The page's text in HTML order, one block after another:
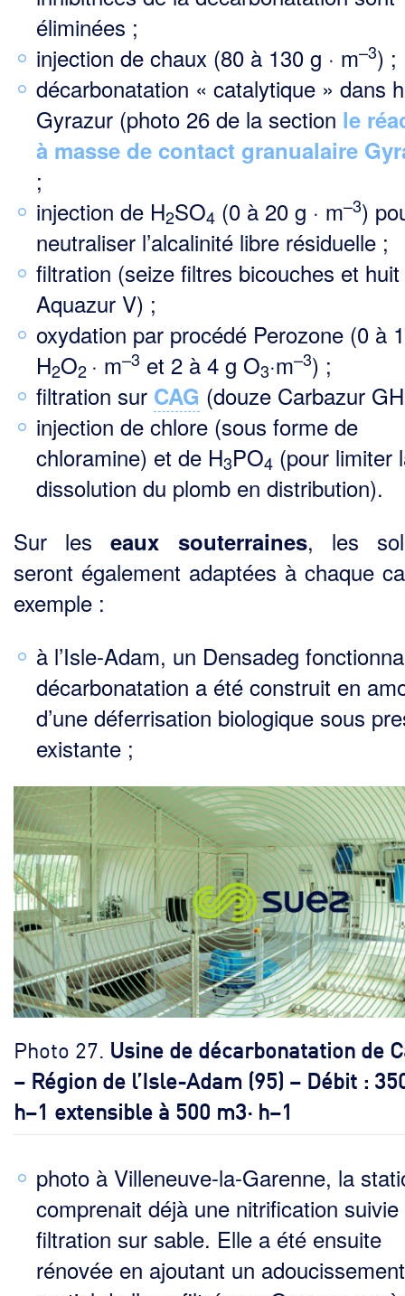
éliminées ;
injection de chaux (80 à 130 g · m–3) ;
décarbonatation « catalytique » dans
Gyrazur (photo 26 de la section le
à masse de contact granualaire
;
injection de H2SO4 (0 à 20 g · m–3)
neutraliser l’alcalinité libre résiduelle ;
filtration (seize filtres bicouches et huit
Aquazur V) ;
oxydation par procédé Perozone (0 à
H2O2 · m–3 et 2 à 4 g O3·m–3) ;
filtration sur CAG (douze Carbazur
injection de chlore (sous forme de
chloramine) et de H3PO4 (pour limiter
dissolution du plomb en dis­tribution).
Sur leseaux souterraines, les
seront également adaptées à chaque
exemple :
à l’Isle-Adam, un Densadeg
décarbonatation a été construit en
d’une déferrisa­tion biologique sous
existante ;
Photo 27. Usine de décarbonatation de
– Région de l’Isle-Adam (95) – Débit :
h–1 extensible à 500 m3· h–1
photo à Villeneuve-la-Garenne, la
comprenait déjà une nitrification
filtration sur sable. Elle a été ensuite
rénovée en ajoutant un adoucissement